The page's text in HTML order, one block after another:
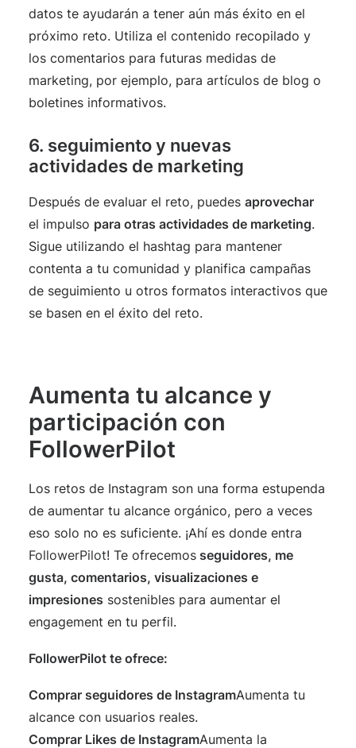
datos te ayudarán a tener aún más éxito en el
próximo reto. Utiliza el contenido recopilado y
los comentarios para futuras medidas de
marketing, por ejemplo, para artículos de blog o
boletines informativos.
6. seguimiento y nuevas
actividades de marketing
Después de evaluar el reto, puedes aprovechar
el impulso para otras actividades de marketing.
Sigue utilizando el hashtag para mantener
contenta a tu comunidad y planifica campañas
de seguimiento u otros formatos interactivos que
se basen en el éxito del reto.
Aumenta tu alcance y
participación con
FollowerPilot
Los retos de Instagram son una forma estupenda
de aumentar tu alcance orgánico, pero a veces
eso solo no es suficiente. ¡Ahí es donde entra
FollowerPilot! Te ofrecemos seguidores, me
gusta, comentarios, visualizaciones e
impresiones sostenibles para aumentar el
engagement en tu perfil.
FollowerPilot te ofrece:
Comprar seguidores de InstagramAumenta tu
alcance con usuarios reales.
Comprar Likes de InstagramAumenta la